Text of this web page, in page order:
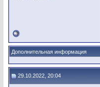
Дополнительная информация
29.10.2022, 20:04